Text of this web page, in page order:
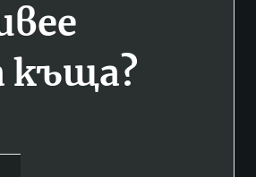
къща?